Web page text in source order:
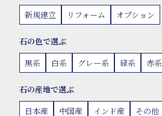
新規建立
リフォーム オプション
石の色で選ぶ
黒系
白系 グレー系 緑系 赤系
石の産地で選ぶ
日本産
中国産 インド産 その他